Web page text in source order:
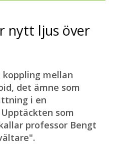
nytt ljus över
mellan
det ämne som
i en
som
professor Bengt